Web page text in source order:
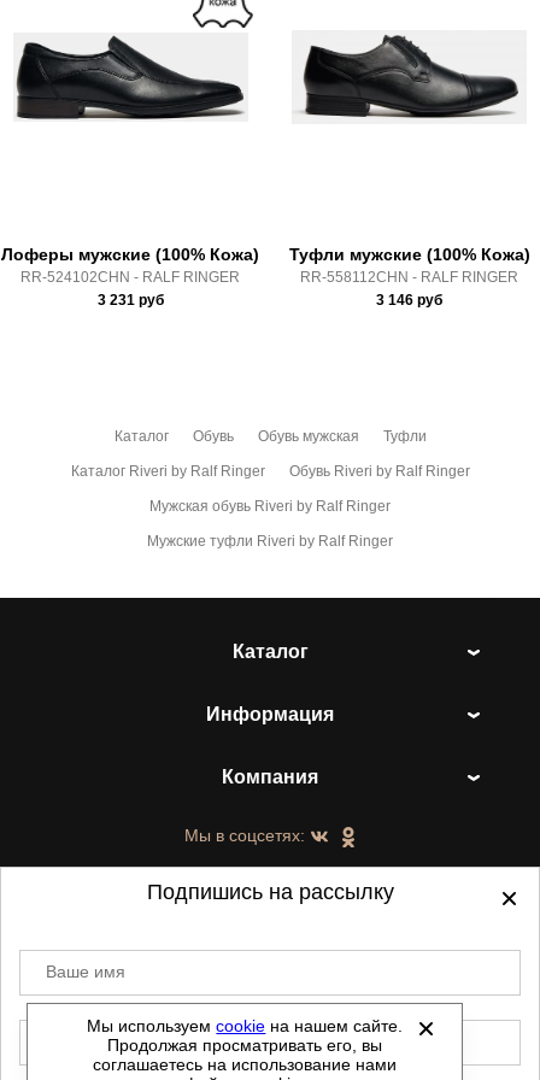
без каблука
Полнота:10 (На широкую ногу)
Срок отгрузки:5-8 рабочих дней
Доставка по России всеми транспортными ТК, а также с
Почтой Росии и СДЭК.
Лоферы мужские (100% Кожа)
RR-524102CHN - RALF RINGER
3 231 руб
Туфли мужские (100% Кожа)
RR-558112CHN - RALF RINGER
3 146 руб
Каталог Обувь Обувь мужская Туфли
Каталог Riveri by Ralf Ringer Обувь Riveri by Ralf Ringer
Мужская обувь Riveri by Ralf Ringer
Мужские туфли Riveri by Ralf Ringer
Каталог
Информация
Компания
Мы в соцсетях:
©2021-2026 - ShoesTown.ru - все права
защищены.
Данный сайт не является интернет магазином и
Мы используемcookie на нашем сайте.
Продолжая просматривать его, вы
соглашаетесь на использование нами
Подпишись на рассылку
Ваше имя